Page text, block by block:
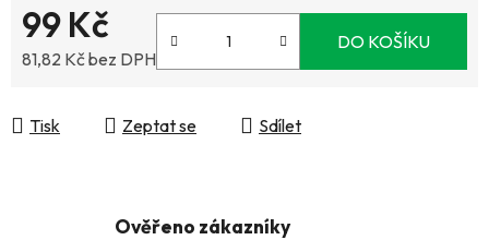
99 Kč
81,82 Kč bez DPH
DO KOŠÍKU
Tisk Zeptat se Sdílet
Ověřeno zákazníky